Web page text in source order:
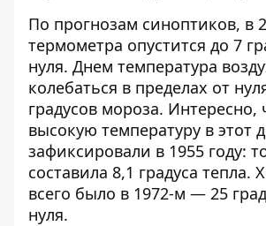
По прогнозам синоптиков, в
термометра опустится до 7
нуля. Днем температура
колебаться в пределах от
градусов мороза. Интересно,
высокую температуру в этот
зафиксировали в 1955 году:
составила 8,1 градуса тепла.
всего было в 1972-м — 25
нуля.